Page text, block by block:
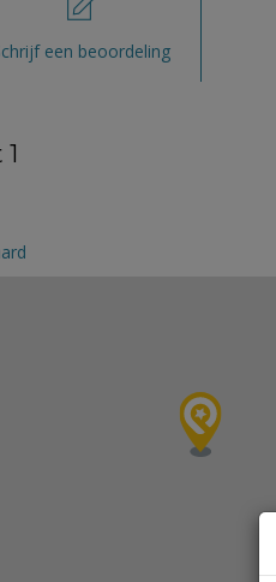
een beoordeling